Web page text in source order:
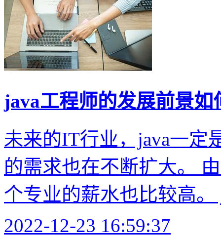
java工程师的发展前景如
未来的IT行业，java一定
的需求也在不断扩大。
个专业的薪水也比较高。
2022-12-23 16:59:37